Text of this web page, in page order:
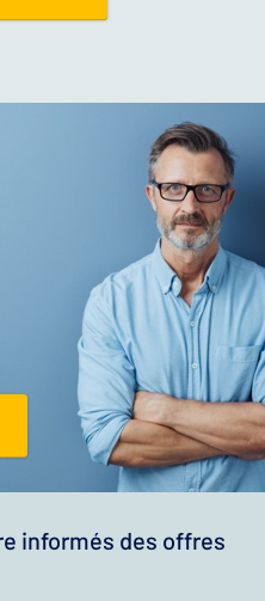
informés des offres